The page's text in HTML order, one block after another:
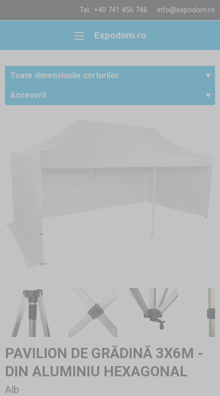
Tel.: +40 741 456 746 info@expodom.ro
Expodom.ro
Toate dimensiunile corturilor
Accesorii
PAVILION DE GRĂDINĂ 3X6M -
DIN ALUMINIU HEXAGONAL
Alb